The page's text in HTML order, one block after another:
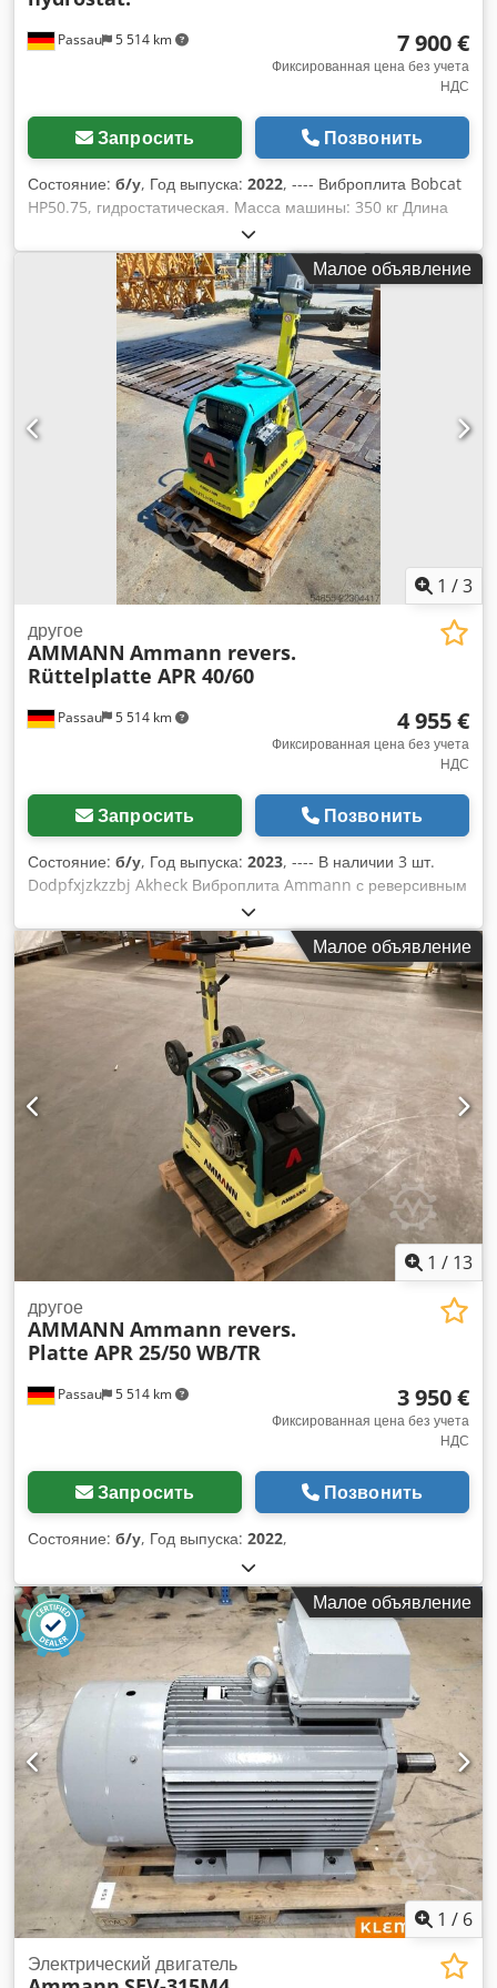
Passau 5 514 km 7 900 €
Фиксированная цена без учета
НДС
Запросить Позвонить
Состояние: б/у, Год выпуска: 2022, ---- Виброплита Bobcat
HP50.75, гидростатическая. Масса машины: 350 кг Длина
основания плиты: 450 мм Длина машины: 900 мм Длина
машины с рукояткой: 1600 мм Высота машины: 820 мм
Высота рукоятки (в рабочем положении): 1000 мм Dcedpfx
Ajzkz Tkskhjk Высота рукоятки (в транспортном положении):
1500 мм Ширина машины: 450/600/750 мм Двигатель: Hatz
Supra 1D50S Топливо: дизельное Мощность двигателя при
об/мин: 7 кВт при 3200 об/мин Максимальная частота
вибрации: 70 Гц Максимальная центробежная сила: 50 кН
Преодолеваемый уклон: 36 % Амплитуда: 1,7 мм
Малое объявление
1 /3
Passau 5 514 km
другое
AMMANN Ammann revers.
Rüttelplatte APR 40/60
4 955 €
Фиксированная цена без учета
НДС
Запросить Позвонить
Состояние: б/у, Год выпуска: 2023, ---- В наличии 3 шт.
Dodpfxjzkzzbj Akheck Виброплита Ammann с реверсивным
ходом, модель APR 40/60 Инв. номер: 100563147 Год
выпуска: 2023 Виброплита Ammann с реверсивным ходом,
модель APR 40/60 Инв. номер: 100563148 Год выпуска:
2023 Технические характеристики: Двигатель: Hatz /
дизельный Масса машины: 284 кг Ширина уплотнения: 600
Малое объявление
1 / 13
Passau 5 514 km
другое
AMMANN Ammann revers.
Platte APR 25/50 WB/TR
3 950 €
Фиксированная цена без учета
НДС
Запросить Позвонить
Состояние: б/у, Год выпуска: 2022,
Малое объявление
1 / 6
Электрический двигатель